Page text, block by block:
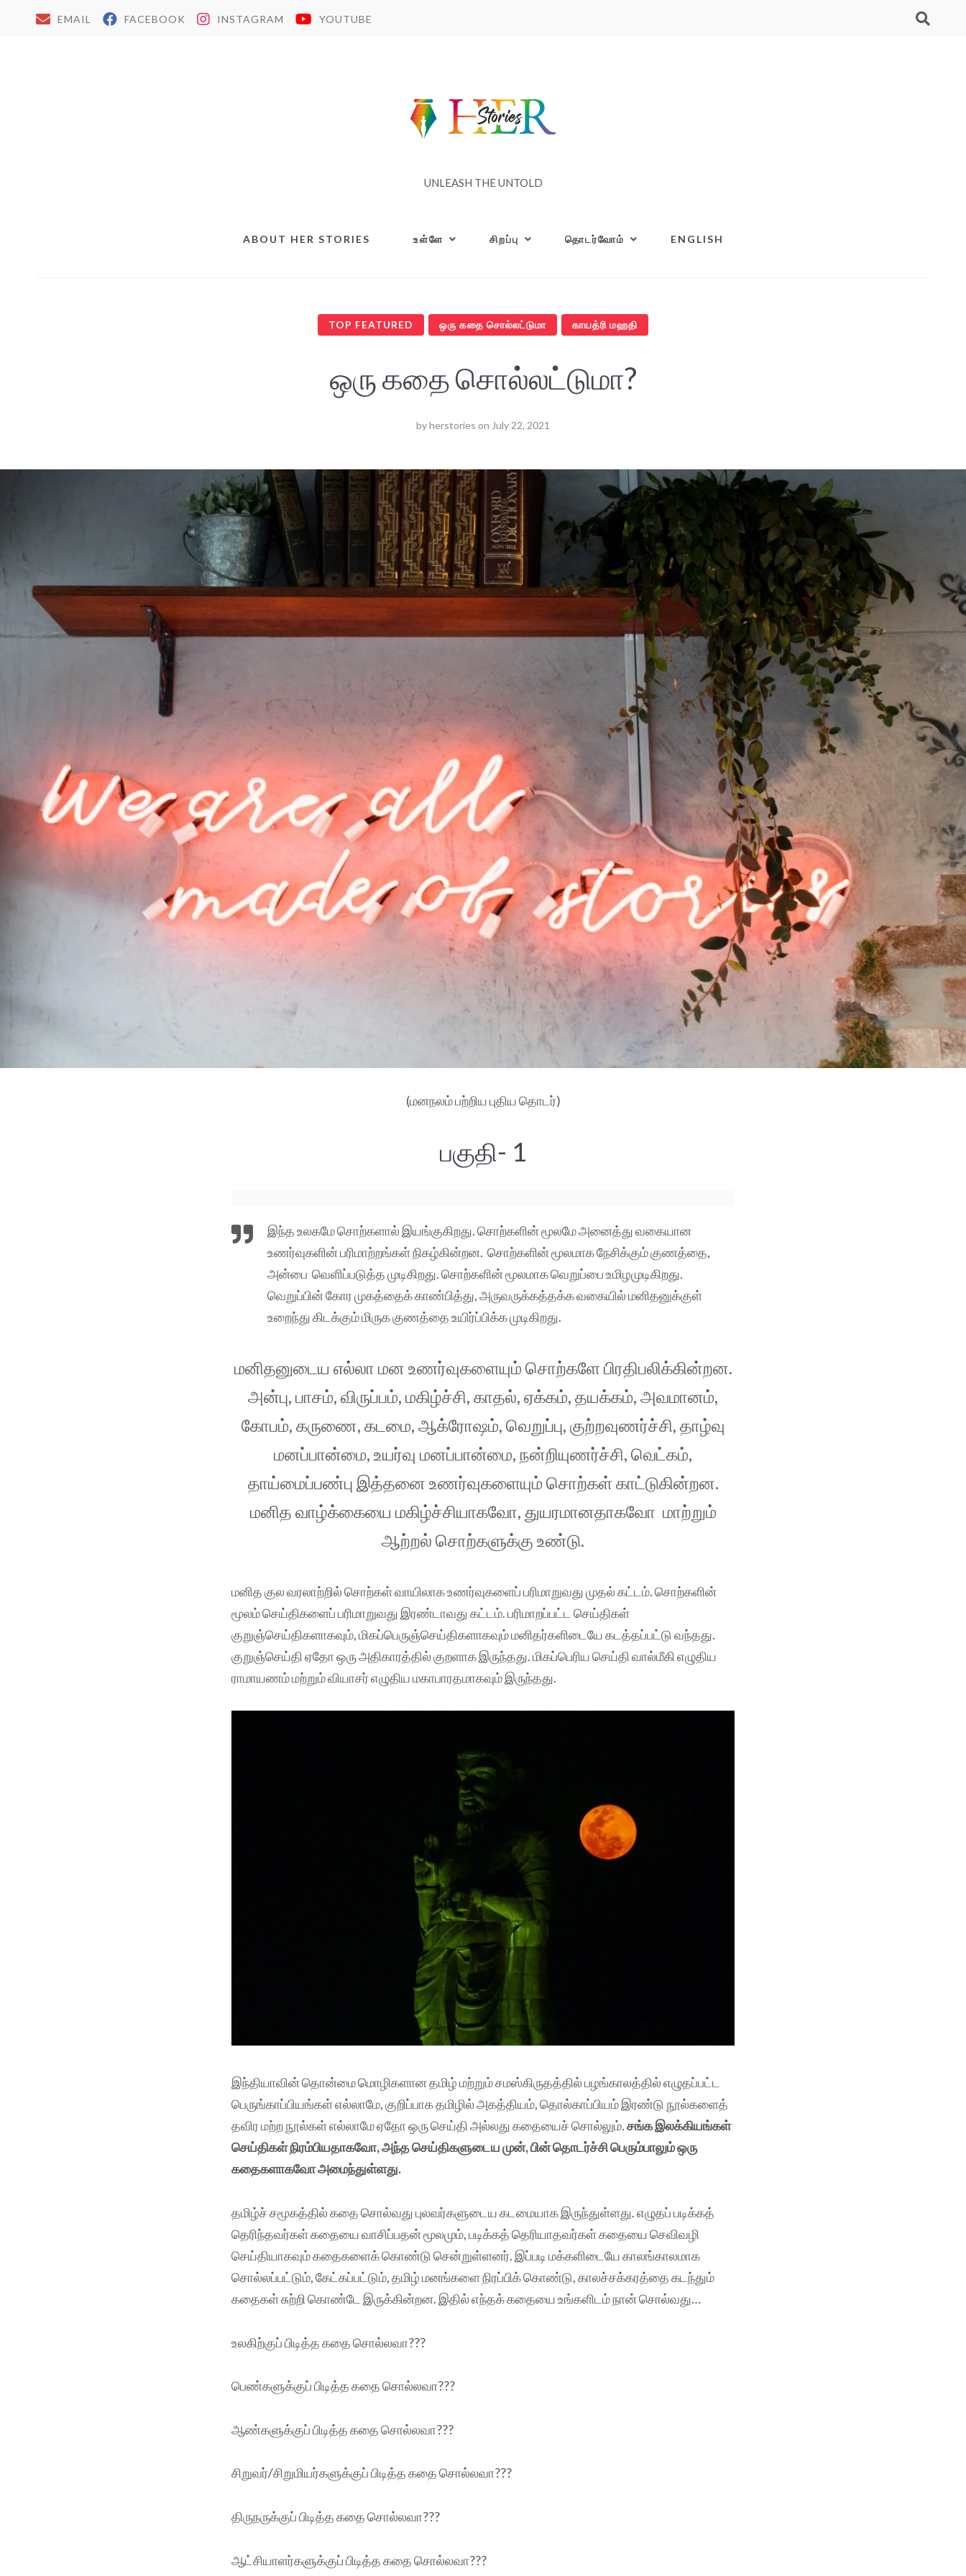
EMAIL FACEBOOK INSTAGRAM YOUTUBE
UNLEASH THE UNTOLD
ABOUT HER STORIES உள்ளே சிறப்பு தொடர்வோம் ENGLISH
TOP FEATURED ஒரு கதை சொல்லட்டுமா காயத்ரி மஹதி
ஒரு கதை சொல்லட்டுமா?
byherstories on July 22, 2021
(மனநலம் பற்றிய புதிய தொடர்)
பகுதி- 1
இந்த உலகமே சொற்களால் இயங்குகிறது. சொற்களின் மூலமே அனைத்து வகையான
உணர்வுகளின் பரிமாற்றங்கள் நிகழ்கின்றன. சொற்களின் மூலமாக நேசிக்கும் குணத்தை,
அன்பை வெளிப்படுத்த முடிகிறது. சொற்களின் மூலமாக வெறுப்பை உமிழமுடிகிறது.
வெறுப்பின் கோர முகத்தைக் காண்பித்து, அருவருக்கத்தக்க வகையில் மனிதனுக்குள்
உறைந்து கிடக்கும் மிருக குணத்தை உயிர்ப்பிக்க முடிகிறது.
மனிதனுடைய எல்லா மன உணர்வுகளையும் சொற்களே பிரதிபலிக்கின்றன.
அன்பு, பாசம், விருப்பம், மகிழ்ச்சி, காதல், ஏக்கம், தயக்கம், அவமானம்,
கோபம், கருணை, கடமை, ஆக்ரோஷம், வெறுப்பு, குற்றவுணர்ச்சி, தாழ்வு
மனப்பான்மை, உயர்வு மனப்பான்மை, நன்றியுணர்ச்சி, வெட்கம்,
தாய்மைப்பண்பு இத்தனை உணர்வுகளையும் சொற்கள் காட்டுகின்றன.
மனித வாழ்க்கையை மகிழ்ச்சியாகவோ, துயரமானதாகவோ மாற்றும்
ஆற்றல் சொற்களுக்கு உண்டு.
மனித குல வரலாற்றில் சொற்கள் வாயிலாக உணர்வுகளைப் பரிமாறுவது முதல் கட்டம். சொற்களின்
மூலம் செய்திகளைப் பரிமாறுவது இரண்டாவது கட்டம். பரிமாறப்பட்ட செய்திகள்
குறுஞ்செய்திகளாகவும், மிகப்பெருஞ்செய்திகளாகவும் மனிதர்களிடையே கடத்தப்பட்டு வந்தது.
குறுஞ்செய்தி ஏதோ ஒரு அதிகாரத்தில் குறளாக இருந்தது. மிகப்பெரிய செய்தி வால்மீகி எழுதிய
ராமாயணம் மற்றும் வியாசர் எழுதிய மகாபாரதமாகவும் இருந்தது.
இந்தியாவின் தொன்மை மொழிகளான தமிழ் மற்றும் சமஸ்கிருதத்தில் பழங்காலத்தில் எழுதப்பட்ட
பெருங்காப்பியங்கள் எல்லாமே, குறிப்பாக தமிழில் அகத்தியம், தொல்காப்பியம் இரண்டு நூல்களைத்
தவிர மற்ற நூல்கள் எல்லாமே ஏதோ ஒரு செய்தி அல்லது கதையைச் சொல்லும்.சங்க இலக்கியங்கள்
செய்திகள் நிரம்பியதாகவோ, அந்த செய்திகளுடைய முன், பின் தொடர்ச்சி பெரும்பாலும் ஒரு
கதைகளாகவோ அமைந்துள்ளது.
தமிழ்ச் சமூகத்தில் கதை சொல்வது புலவர்களுடைய கடமையாக இருந்துள்ளது. எழுதப் படிக்கத்
தெரிந்தவர்கள் கதையை வாசிப்பதன் மூலமும், படிக்கத் தெரியாதவர்கள் கதையை செவிவழி
செய்தியாகவும் கதைகளைக் கொண்டு சென்றுள்ளனர். இப்படி மக்களிடையே காலங்காலமாக
சொல்லப்பட்டும், கேட்கப்பட்டும், தமிழ் மனங்களை நிரப்பிக் கொண்டு, காலச்சக்கரத்தை கடந்தும்
கதைகள் சுற்றி கொண்டே இருக்கின்றன. இதில் எந்தக் கதையை உங்களிடம் நான் சொல்வது…
உலகிற்குப் பிடித்த கதை சொல்லவா???
பெண்களுக்குப் பிடித்த கதை சொல்லவா???
ஆண்களுக்குப் பிடித்த கதை சொல்லவா???
சிறுவர்/சிறுமியர்களுக்குப் பிடித்த கதை சொல்லவா???
திருநருக்குப் பிடித்த கதை சொல்லவா???
ஆட்சியாளர்களுக்குப் பிடித்த கதை சொல்லவா???